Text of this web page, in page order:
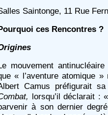
Saintonge, 11 Rue
ces Rencontres ?
mouvement
« l’aventure atomique
Camus préfigurait
lorsqu’il déclarait :
à son dernier